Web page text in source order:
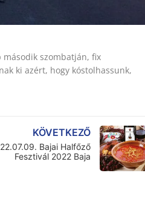
szombatján, fix
ki azért, hogy kóstolhassunk,
KÖVETKEZŐ
Bajai Halfőző
Fesztivál 2022 Baja